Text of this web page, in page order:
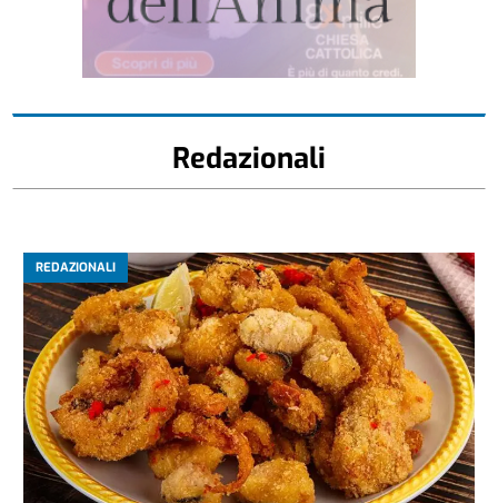
Redazionali
REDAZIONALI